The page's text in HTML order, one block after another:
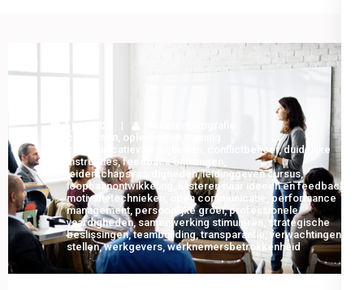
cursussen, opleidingen
communicatievaardigheden
conflictbeheer,duidelijke
instructies,feedback ontvangen
leiderschapsvaardigheden,leidinggeven cursus,
loopbaanontwikkeling
luisteren naar ideeën en feedback
motivatietechnieken
open communicatie performance
management, persoonlijke groei,professionele
vaardigheden,samenwerking stimuleren , strategische
beslissingen,teambuilding,transparantie verwachtingen
stellen,werkgevers,werknemersbetrokkenheid